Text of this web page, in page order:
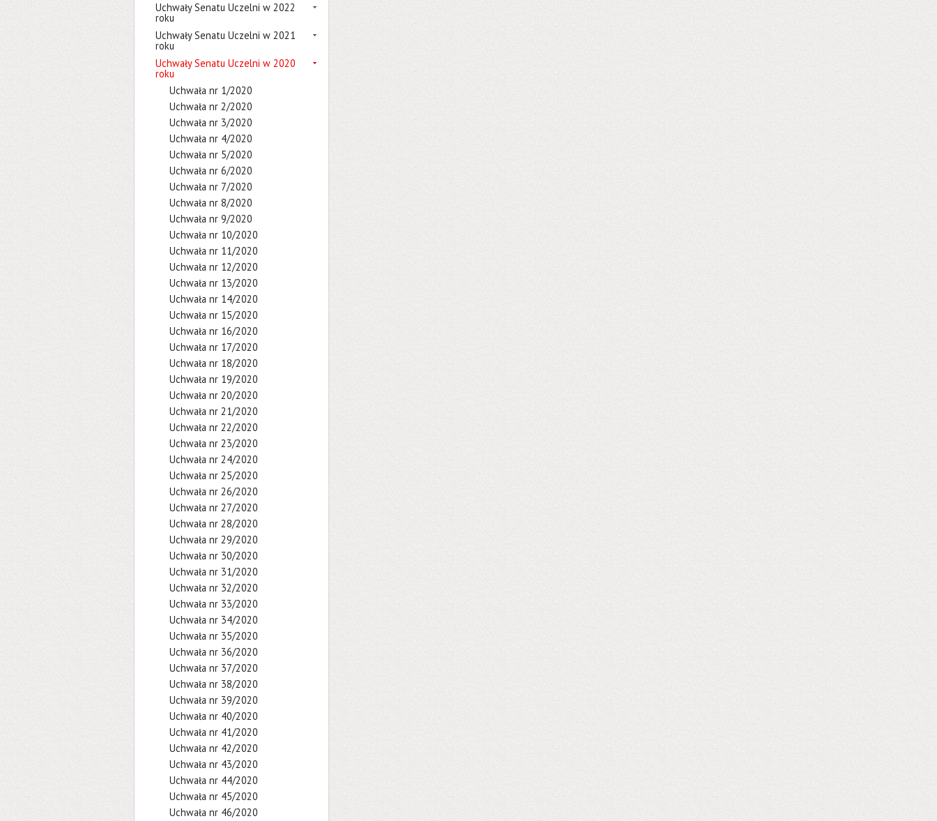
Uchwały Senatu Uczelni w 2022
roku
Uchwały Senatu Uczelni w 2021
roku
Uchwały Senatu Uczelni w 2020
roku
Uchwała nr 1/2020
Uchwała nr 2/2020
Uchwała nr 3/2020
Uchwała nr 4/2020
Uchwała nr 5/2020
Uchwała nr 6/2020
Uchwała nr 7/2020
Uchwała nr 8/2020
Uchwała nr 9/2020
Uchwała nr 10/2020
Uchwała nr 11/2020
Uchwała nr 12/2020
Uchwała nr 13/2020
Uchwała nr 14/2020
Uchwała nr 15/2020
Uchwała nr 16/2020
Uchwała nr 17/2020
Uchwała nr 18/2020
Uchwała nr 19/2020
Uchwała nr 20/2020
Uchwała nr 21/2020
Uchwała nr 22/2020
Uchwała nr 23/2020
Uchwała nr 24/2020
Uchwała nr 25/2020
Uchwała nr 26/2020
Uchwała nr 27/2020
Uchwała nr 28/2020
Uchwała nr 29/2020
Uchwała nr 30/2020
Uchwała nr 31/2020
Uchwała nr 32/2020
Uchwała nr 33/2020
Uchwała nr 34/2020
Uchwała nr 35/2020
Uchwała nr 36/2020
Uchwała nr 37/2020
Uchwała nr 38/2020
Uchwała nr 39/2020
Uchwała nr 40/2020
Uchwała nr 41/2020
Uchwała nr 42/2020
Uchwała nr 43/2020
Uchwała nr 44/2020
Uchwała nr 45/2020
Uchwała nr 46/2020